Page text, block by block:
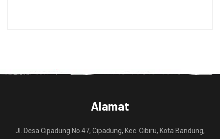
Alamat
Jl. Desa Cipadung No.47, Cipadung, Kec. Cibiru, Kota Bandung,